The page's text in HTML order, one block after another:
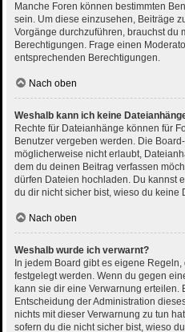
Manche Foren können bestimmten
sein. Um diese einzusehen, Beiträge
Vorgänge durchzuführen, brauchst du
Berechtigungen. Frage einen
entsprechenden Berechtigungen.
Nach oben
Weshalb kann ich keine
Rechte für Dateianhänge können für
Benutzer vergeben werden. Die
möglicherweise nicht erlaubt,
dem du deinen Beitrag verfassen
dürfen Dateien hochladen. Du kannst
du dir nicht sicher bist, wieso du keine
Nach oben
Weshalb wurde ich verwarnt?
In jedem Board gibt es eigene
festgelegt werden. Wenn du gegen
kann sie dir eine Verwarnung erteilen.
Entscheidung der Administration
nichts mit dieser Verwarnung zu tun
sofern du die nicht sicher bist, wieso